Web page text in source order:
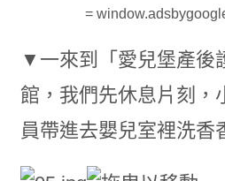
=
▼一來到「愛兒堡產後
館，我們先休息片刻，
員帶進去嬰兒室裡洗香